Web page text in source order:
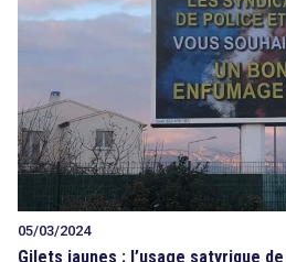
05/03/2024
Gilets jaunes : l’usage satyrique de